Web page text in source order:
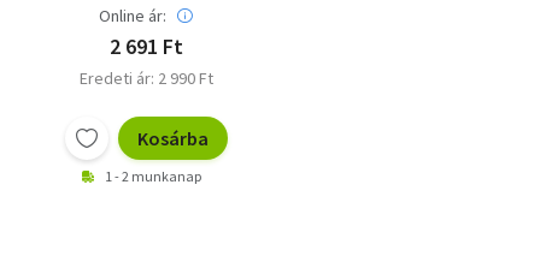
Online ár:
2 691 Ft
Eredeti ár: 2 990 Ft
Kosárba
1 - 2 munkanap